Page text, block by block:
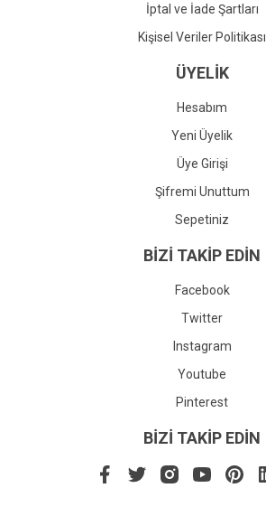
İptal ve İade Şartları
Kişisel Veriler Politikası
ÜYELİK
Hesabım
Yeni Üyelik
Üye Girişi
Şifremi Unuttum
Sepetiniz
BİZİ TAKİP EDİN
Facebook
Twitter
Instagram
Youtube
Pinterest
BİZİ TAKİP EDİN